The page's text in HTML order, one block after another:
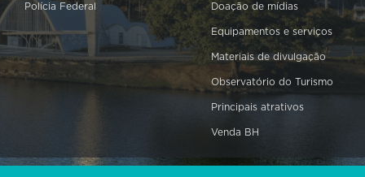
Polícia Federal Doação de mídias
Equipamentos e serviços
Materiais de divulgação
Observatório do Turismo
Principais atrativos
Venda BH